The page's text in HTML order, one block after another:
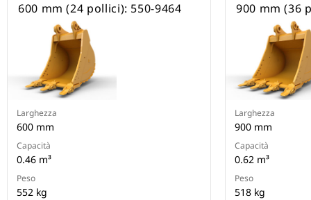
600 mm (24 pollici): 550-9464
Larghezza
600 mm
Capacità
0.46 m³
Peso
552 kg
900 mm (36
Larghezza
900 mm
Capacità
0.62 m³
Peso
518 kg